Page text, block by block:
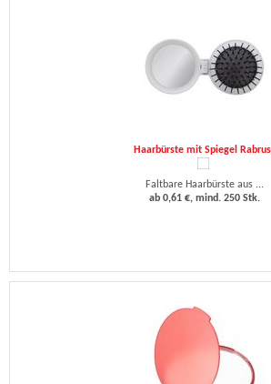
Haarbürste mit Spiegel
Faltbare Haarbürste aus ...
ab 0,61 €, mind. 250 Stk.